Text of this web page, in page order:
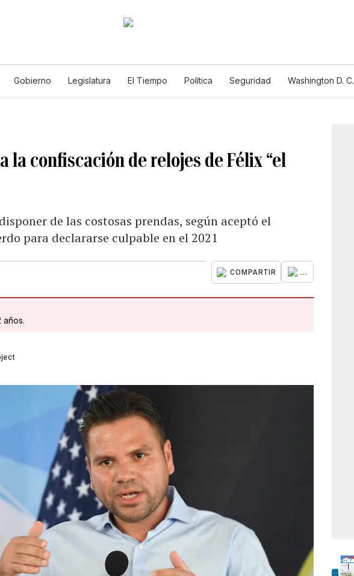
Gobierno Legislatura El Tiempo Política Seguridad Washington D. C.
confiscación de relojes de Félix “el
de las costosas prendas, según aceptó el
para declararse culpable en el 2021
COMPARTIR ...
años.